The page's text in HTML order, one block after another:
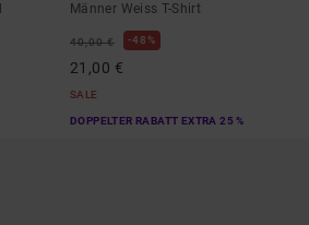
Männer Weiss T-Shirt
40,00 € 48%
21,00 €
SALE
DOPPELTER RABATT EXTRA 25 %